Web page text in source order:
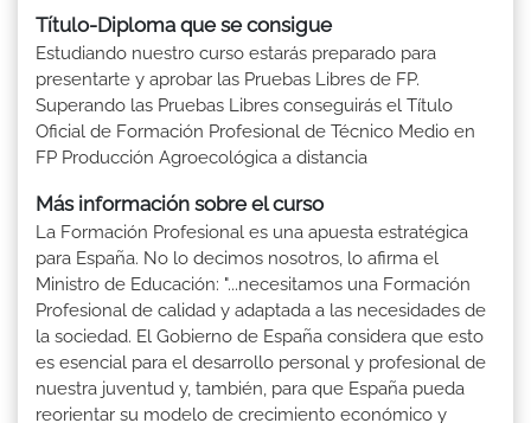
Título-Diploma que se consigue
Estudiando nuestro curso estarás preparado para
presentarte y aprobar las Pruebas Libres de FP.
Superando las Pruebas Libres conseguirás el Título
Oficial de Formación Profesional de Técnico Medio en
FP Producción Agroecológica a distancia
Más información sobre el curso
La Formación Profesional es una apuesta estratégica
para España. No lo decimos nosotros, lo afirma el
Ministro de Educación: "...necesitamos una Formación
Profesional de calidad y adaptada a las necesidades de
la sociedad. El Gobierno de España considera que esto
es esencial para el desarrollo personal y profesional de
nuestra juventud y, también, para que España pueda
reorientar su modelo de crecimiento económico y